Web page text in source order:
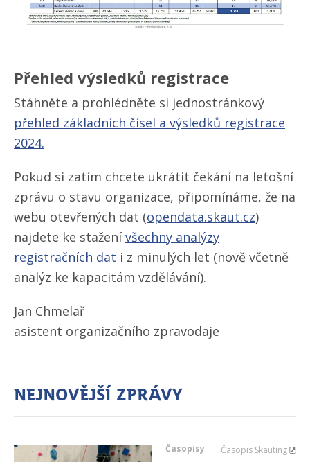
Přehled výsledků registrace
Stáhněte a prohlédněte si jednostránkový
přehled základních čísel a výsledků registrace
2024.
Pokud si zatím chcete ukrátit čekání na letošní
zprávu o stavu organizace, připomínáme, že na
webu otevřených dat (opendata.skaut.cz)
najdete ke stažení všechny analýzy
registračních dat i z minulých let (nově včetně
analýz ke kapacitám vzdělávání).
Jan Chmelař
asistent organizačního zpravodaje
Nejnovější zprávy
Časopisy Časopis Skauting